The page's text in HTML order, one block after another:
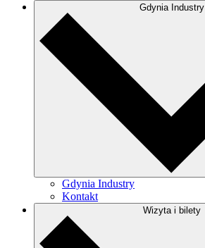
Gdynia Industry
Gdynia Industry
Kontakt
Wizyta i bilety